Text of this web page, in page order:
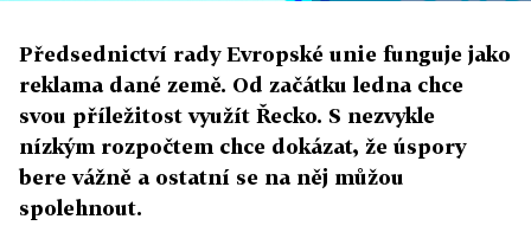
Předsednictví rady Evropské unie funguje jako
reklama dané země. Od začátku ledna chce
svou příležitost využít Řecko. S nezvykle
nízkým rozpočtem chce dokázat, že úspory
bere vážně a ostatní se na něj můžou
spolehnout.